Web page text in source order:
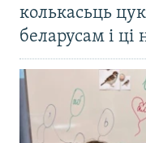
колькасьць
беларусам і